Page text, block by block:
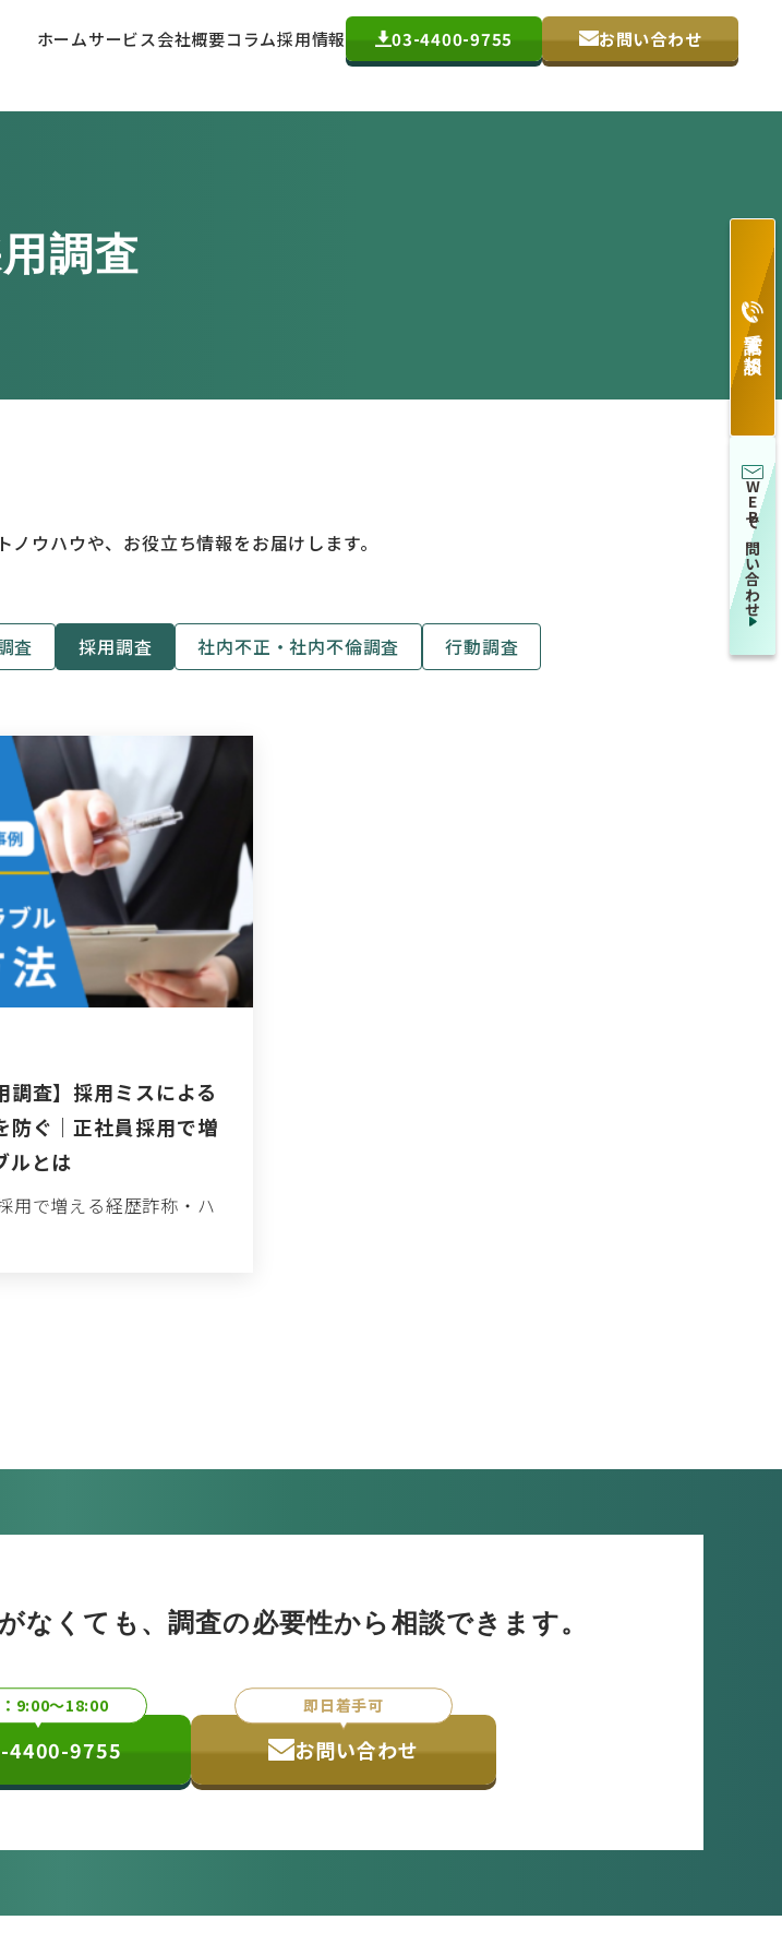
ホームサービス会社概要コラム採用情報 03-4400-9755 お問い合わせ
調査
ウハウや、お役立ち情報をお届けします。
査 採用調査 社内不正・社内不倫調査 行動調査
調査】採用ミスによる
防ぐ｜正社員採用で増
ルとは
用で増える経歴詐称・ハ
なくても、 調査の必要性から相談できます。
9:00〜18:00
4400-9755
即日着手可
お問い合わせ
電話で相談
WEBで問い合わせ